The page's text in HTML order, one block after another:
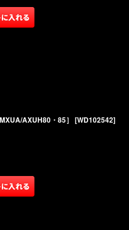
AXUH80・85］ [WD102542]